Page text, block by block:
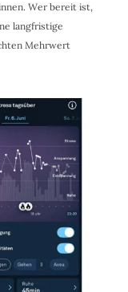
Wer bereit ist,
langfristige
Mehrwert